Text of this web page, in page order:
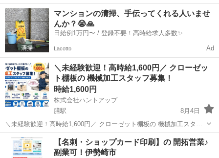
や「出前館」のように、配達専用アプリを使ってお仕事するスタイル
です。 オファー内容を見てから、受けるかどうかを自由に選べます！
✅ 業務内容...
群馬 伊勢崎市 ファストフード
マンションの清掃、手伝ってくれる人いませ
んか？😭🙏
日給例1万円〜 / 登録不要！高時給求人多数✨
Lacotto Ad
＼未経験歓迎！高時給1,600円／ クローゼッ
ト棚板の 機械加工スタッフ募集！
時給1,600円
株式会社ハントアップ
膳駅
8月4日
＼未経験歓迎！高時給1,600円／ クローゼット棚板の 機械加工スタッ
フ募集！ 土日祝休み（会社カレンダー有） 機械操作はボタンを押すだ
けなので、製造業が初めての方も安心してスタートできます！ 雇用形
態:派...
群馬 伊勢崎市 膳駅 機械加工
【名刺・ショップカード印刷】の 開拓営業♪
副業可！伊勢崎市